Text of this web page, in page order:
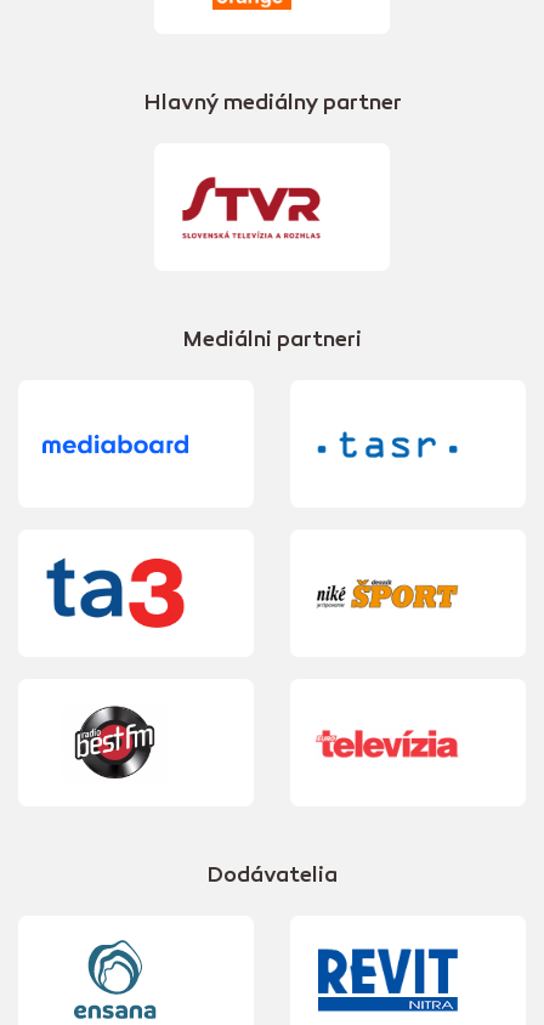
Hlavný mediálny partner
Mediálni partneri
Dodávatelia